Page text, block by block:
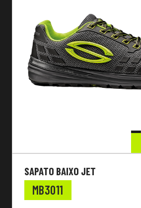
SAPATO BAIXO JET
MB3011